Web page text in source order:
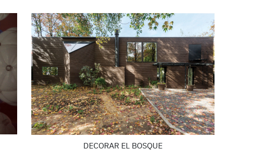
DECORAR EL BOSQUE